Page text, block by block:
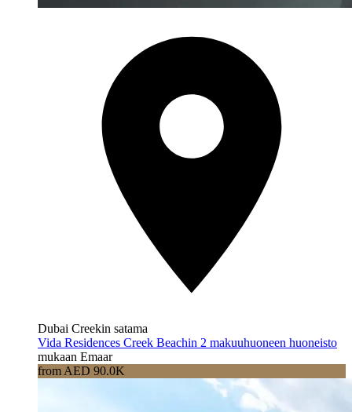
Dubai Creekin satama
Vida Residences Creek Beachin 2 makuuhuoneen huoneisto
mukaan Emaar
from AED 90.0K